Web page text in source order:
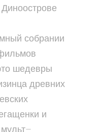
собрании
шедевры
древних
и